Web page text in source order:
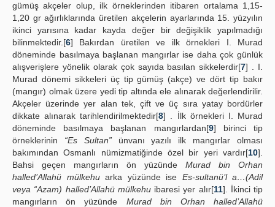
gümüş akçeler olup, ilk örneklerinden itibaren ortalama 1,15-
1,20 gr ağırlıklarında üretilen akçelerin ayarlarında 15. yüzyılın
ikinci yarısına kadar kayda değer bir değişiklik yapılmadığı
bilinmektedir.[6] Bakırdan üretilen ve ilk örnekleri I. Murad
döneminde basılmaya başlanan mangırlar ise daha çok günlük
alışverişlere yönelik olarak çok sayıda basılan sikkelerdir[7] . I.
Murad dönemi sikkeleri üç tip gümüş (akçe) ve dört tip bakır
(mangır) olmak üzere yedi tip altında ele alınarak değerlendirilir.
Akçeler üzerinde yer alan tek, çift ve üç sıra yatay bordürler
dikkate alınarak tarihlendirilmektedir[8] . İlk örnekleri I. Murad
döneminde basılmaya başlanan mangırlardan[9] birinci tip
örneklerinin “Es Sultan”ünvanı yazılı ilk mangırlar olması
bakımından Osmanlı nümizmatiğinde özel bir yeri vardır[10].
Bahsi geçen mangırların ön yüzünde Murad bin Orhan
halled’Allahü mülkehuarka yüzünde ise Es-sultanü’l a…(Adil
veya “Azam) halled’Allahü mülkehuibaresi yer alır[11]. İkinci tip
mangırların ön yüzünde Murad bin Orhan halled’Allahü